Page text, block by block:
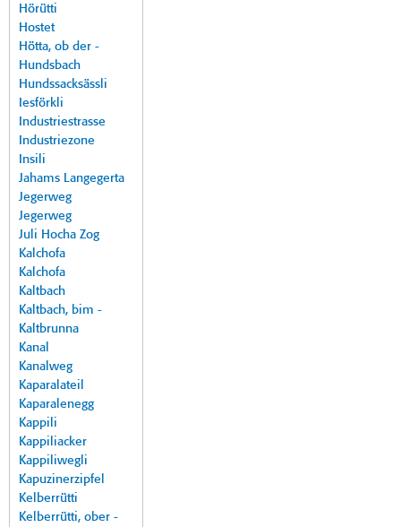
Hörütti
Hostet
Hötta, ob der -
Hundsbach
Hundssacksässli
Iesförkli
Industriestrasse
Industriezone
Insili
Jahams Langegerta
Jegerweg
Jegerweg
Juli Hocha Zog
Kalchofa
Kalchofa
Kaltbach
Kaltbach, bim -
Kaltbrunna
Kanal
Kanalweg
Kaparalateil
Kaparalenegg
Kappili
Kappiliacker
Kappiliwegli
Kapuzinerzipfel
Kelberrütti
Kelberrütti, ober -